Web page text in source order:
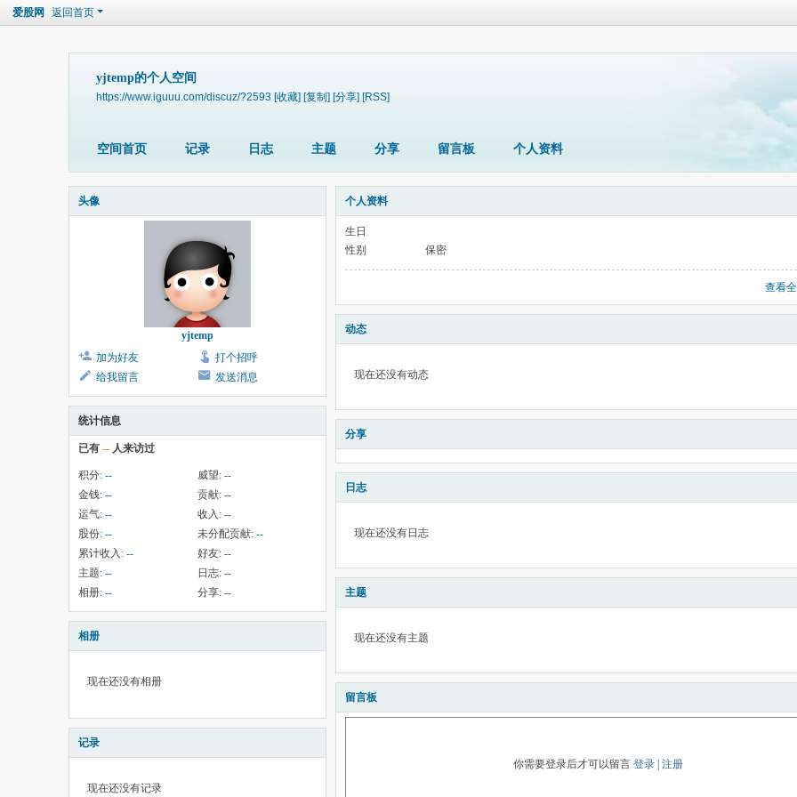
爱股网 返回首页
yjtemp的个人空间
https://www.iguuu.com/discuz/?2593 [收藏] [复制] [分享] [RSS]
空间首页 记录 日志 主题 分享 留言板 个人资料
头像
yjtemp
加为好友
打个招呼
给我留言
发送消息
统计信息
已有 -- 人来访过
积分: -- 威望: --
金钱: -- 贡献: --
运气: -- 收入: --
股份: -- 未分配贡献: --
累计收入: -- 好友: --
主题: -- 日志: --
相册: -- 分享: --
相册
现在还没有相册
记录
现在还没有记录
个人资料
生日
性别
保密
查看
动态
现在还没有动态
分享
日志
现在还没有日志
主题
现在还没有主题
留言板
你需要登录后才可以留言 登录| 注册